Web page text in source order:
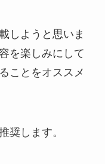
しようと思いま
を楽しみにして
ことをオススメ
奨します。